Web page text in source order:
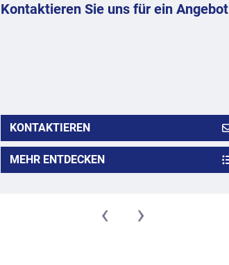
Kontaktieren Sie uns für ein Angebot
KONTAKTIEREN
MEHR ENTDECKEN
‹ ›